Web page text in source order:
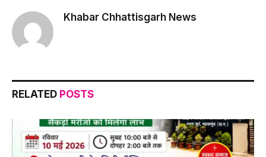
Khabar Chhattisgarh News
RELATED POSTS